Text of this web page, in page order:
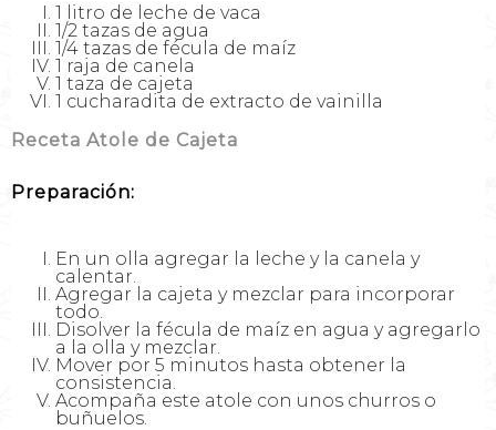
1 litro de leche de vaca
1/2 tazas de agua
1/4 tazas de fécula de maíz
1 raja de canela
1 taza de cajeta
1 cucharadita de extracto de vainilla
Receta Atole de Cajeta
Preparación:
En un olla agregar la leche y la canela y
calentar.
Agregar la cajeta y mezclar para incorporar
todo.
Disolver la fécula de maíz en agua y agregarlo
a la olla y mezclar.
Mover por 5 minutos hasta obtener la
consistencia.
Acompaña este atole con unos churros o
buñuelos.